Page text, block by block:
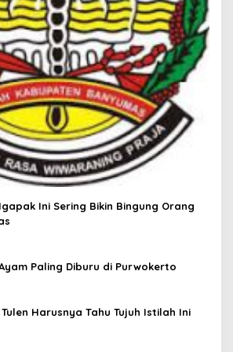
Ini Sering Bikin Bingung Orang
Paling Diburu di Purwokerto
Harusnya Tahu Tujuh Istilah Ini